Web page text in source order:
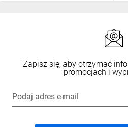
Zapisz się, aby otrzymać
promocjach i
Podaj adres e-mail